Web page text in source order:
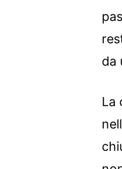
da
La